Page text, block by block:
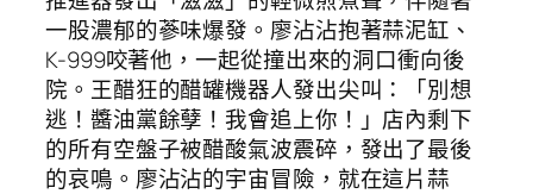
一股濃郁的蔘味爆發。廖沾沾抱著蒜泥缸、
K-999咬著他，一起從撞出來的洞口衝向後
院。王醋狂的醋罐機器人發出尖叫：「別想
逃！醬油黨餘孽！我會追上你！」店內剩下
的所有空盤子被醋酸氣波震碎，發出了最後
的哀鳴。廖沾沾的宇宙冒險，就在這片蒜